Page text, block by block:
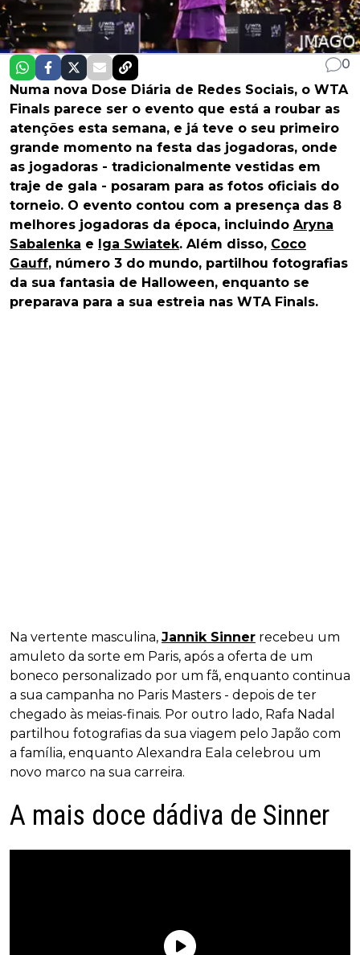
0
Numa nova Dose Diária de Redes Sociais, o WTA
Finals parece ser o evento que está a roubar as
atenções esta semana, e já teve o seu primeiro
grande momento na festa das jogadoras, onde
as jogadoras - tradicionalmente vestidas em
traje de gala - posaram para as fotos oficiais do
torneio. O evento contou com a presença das 8
melhores jogadoras da época, incluindo Aryna
Sabalenka e Iga Swiatek. Além disso, Coco
Gauff, número 3 do mundo, partilhou fotografias
da sua fantasia de Halloween, enquanto se
preparava para a sua estreia nas WTA Finals.
Na vertente masculina, Jannik Sinner recebeu um
amuleto da sorte em Paris, após a oferta de um
boneco personalizado por um fã, enquanto continua
a sua campanha no Paris Masters - depois de ter
chegado às meias-finais. Por outro lado, Rafa Nadal
partilhou fotografias da sua viagem pelo Japão com
a família, enquanto Alexandra Eala celebrou um
novo marco na sua carreira.
A mais doce dádiva de Sinner